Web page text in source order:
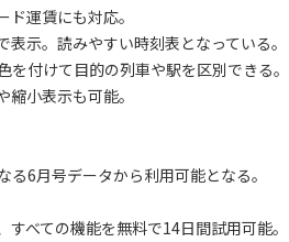
ド運賃にも対応。
表示。読みやすい時刻表となっている。
を付けて目的の列車や駅を区別できる。
縮小表示も可能。
6月号データから利用可能となる。
べての機能を無料で14日間試用可能。